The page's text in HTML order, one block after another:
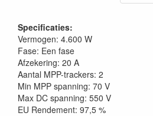
Specificaties:
Vermogen: 4.600 W
Fase: Een fase
Afzekering: 20 A
Aantal MPP-trackers: 2
Min MPP spanning: 70 V
Max DC spanning: 550 V
EU Rendement: 97,5 %